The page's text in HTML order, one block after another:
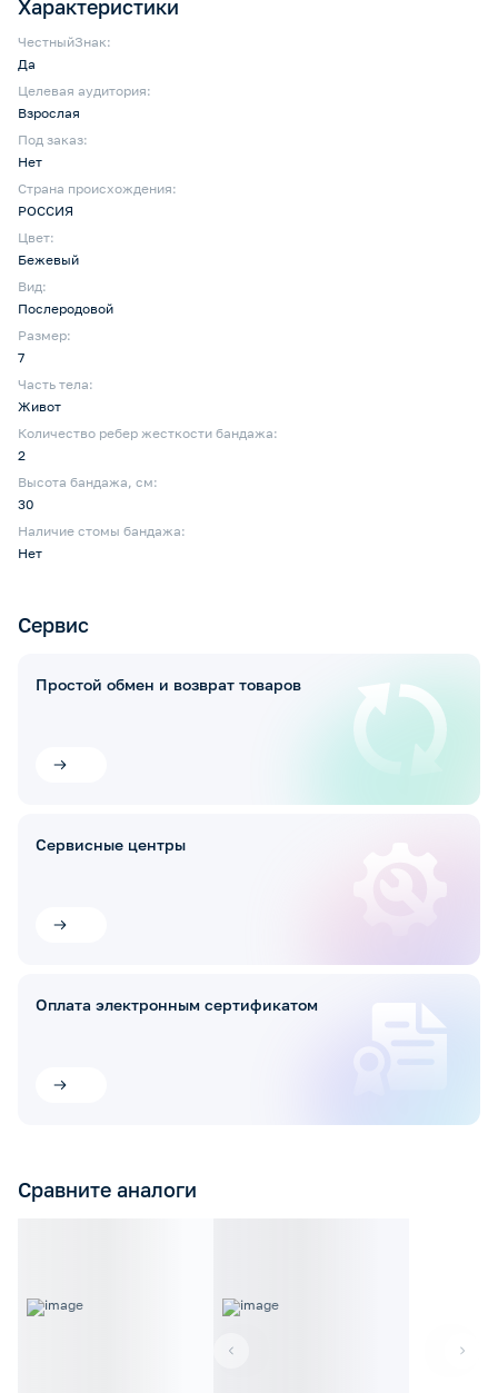
Характеристики
ЧестныйЗнак:
Да
Целевая аудитория:
Взрослая
Под заказ:
Нет
Страна происхождения:
РОССИЯ
Цвет:
Бежевый
Вид:
Послеродовой
Размер:
7
Часть тела:
Живот
Количество ребер жесткости бандажа:
2
Высота бандажа, см:
30
Наличие стомы бандажа:
Нет
Сервис
Простой обмен и возврат товаров
Сервисные центры
Оплата электронным сертификатом
Сравните аналоги